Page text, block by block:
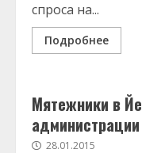
спроса на...
Подробнее
Мятежники в
28.01.2015